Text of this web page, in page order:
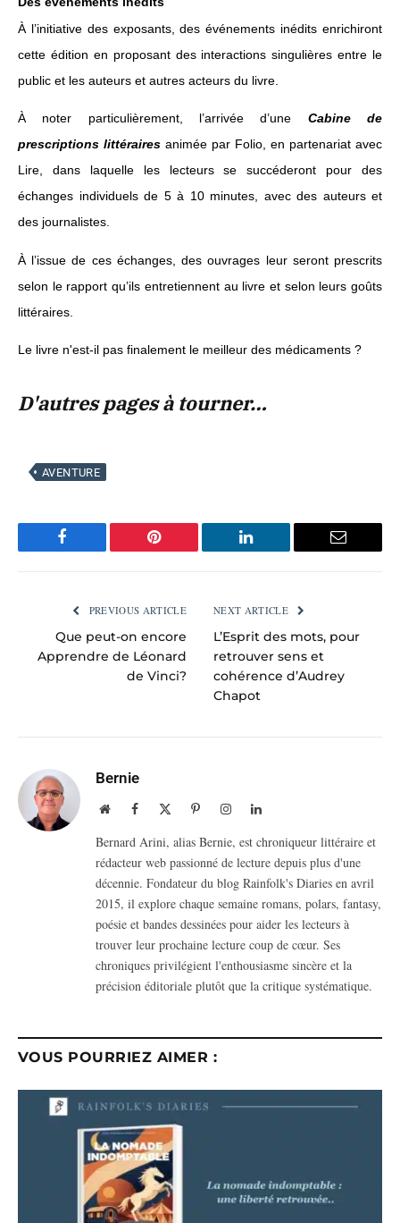
À l’initiative des exposants, des événements inédits enrichiront
cette édition en proposant des interactions singulières entre le
public et les auteurs et autres acteurs du livre.
À noter particulièrement, l’arrivée d’une Cabine de
prescriptions littéraires animée par Folio, en partenariat avec
Lire, dans laquelle les lecteurs se succéderont pour des
échanges individuels de 5 à 10 minutes, avec des auteurs et
des journalistes.
À l’issue de ces échanges, des ouvrages leur seront prescrits
selon le rapport qu’ils entretiennent au livre et selon leurs goûts
littéraires.
Le livre n'est-il pas finalement le meilleur des médicaments ?
D'autres pages à tourner…
AVENTURE
Facebook Pinterest LinkedIn Email
PREVIOUS ARTICLE
Que peut-on encore
Apprendre de Léonard
de Vinci?
NEXT ARTICLE
L’Esprit des mots, pour
retrouver sens et
cohérence d’Audrey
Chapot
Bernie
WebsiteFacebook PinterestInstagramLinkedIn
Bernard Arini, alias Bernie, est chroniqueur littéraire et
rédacteur web passionné de lecture depuis plus d'une
décennie. Fondateur du blog Rainfolk's Diaries en avril
2015, il explore chaque semaine romans, polars, fantasy,
poésie et bandes dessinées pour aider les lecteurs à
trouver leur prochaine lecture coup de cœur. Ses
chroniques privilégient l'enthousiasme sincère et la
précision éditoriale plutôt que la critique systématique.
VOUS POURRIEZ AIMER :